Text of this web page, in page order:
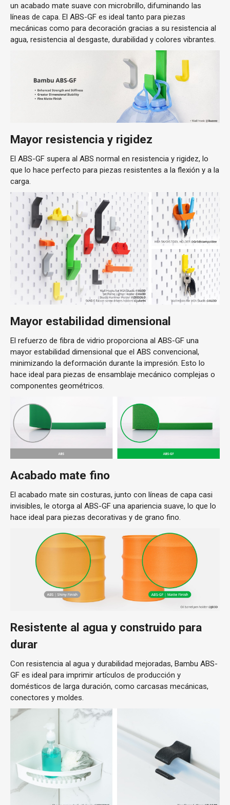
un acabado mate suave con microbrillo, difuminando las
líneas de capa. El ABS-GF es ideal tanto para piezas
mecánicas como para decoración gracias a su resistencia al
agua, resistencia al desgaste, durabilidad y colores vibrantes.
Mayor resistencia y rigidez
El ABS-GF supera al ABS normal en resistencia y rigidez, lo
que lo hace perfecto para piezas resistentes a la flexión y a la
carga.
Mayor estabilidad dimensional
El refuerzo de fibra de vidrio proporciona al ABS-GF una
mayor estabilidad dimensional que el ABS convencional,
minimizando la deformación durante la impresión. Esto lo
hace ideal para piezas de ensamblaje mecánico complejas o
componentes geométricos.
Acabado mate fino
El acabado mate sin costuras, junto con líneas de capa casi
invisibles, le otorga al ABS-GF una apariencia suave, lo que lo
hace ideal para piezas decorativas y de grano fino.
Resistente al agua y construido para
durar
Con resistencia al agua y durabilidad mejoradas, Bambu ABS-
GF es ideal para imprimir artículos de producción y
domésticos de larga duración, como carcasas mecánicas,
conectores y moldes.